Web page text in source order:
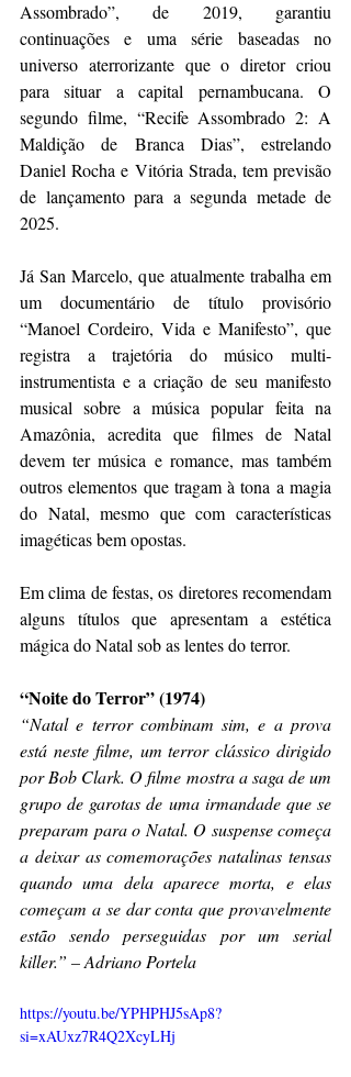
Assombrado”, de 2019, garantiu
continuações e uma série baseadas no
universo aterrorizante que o diretor criou
para situar a capital pernambucana. O
segundo filme, “Recife Assombrado 2: A
Maldição de Branca Dias”, estrelando
Daniel Rocha e Vitória Strada, tem previsão
de lançamento para a segunda metade de
2025.
Já San Marcelo, que atualmente trabalha em
um documentário de título provisório
“Manoel Cordeiro, Vida e Manifesto”, que
registra a trajetória do músico multi-
instrumentista e a criação de seu manifesto
musical sobre a música popular feita na
Amazônia, acredita que filmes de Natal
devem ter música e romance, mas também
outros elementos que tragam à tona a magia
do Natal, mesmo que com características
imagéticas bem opostas.
Em clima de festas, os diretores recomendam
alguns títulos que apresentam a estética
mágica do Natal sob as lentes do terror.
“Noite do Terror” (1974)
“Natal e terror combinam sim, e a prova
está neste filme, um terror clássico dirigido
por Bob Clark. O filme mostra a saga de um
grupo de garotas de uma irmandade que se
preparam para o Natal. O suspense começa
a deixar as comemorações natalinas tensas
quando uma dela aparece morta, e elas
começam a se dar conta que provavelmente
estão sendo perseguidas por um serial
killer.” – Adriano Portela
https://youtu.be/YPHPHJ5sAp8?
si=xAUxz7R4Q2XcyLHj